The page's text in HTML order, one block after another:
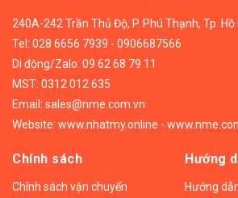
240A-242 Trần Thủ Độ, P. Phú Thạnh, Tp. Hồ
Tel: 028 6656 7939 - 0906687566
Di động/Zalo: 09 62 68 79 11
MST: 0312 012 635
Email: sales@nme.com.vn
Website: www.nhatmy.online -
Chính sách
Chính sách vận chuyển
Hướng
Hướng